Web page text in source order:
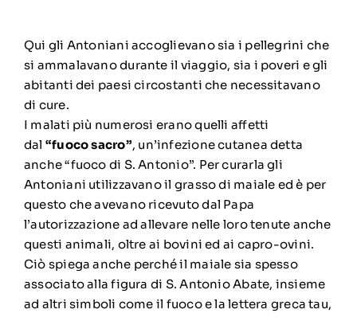
Qui gli Antoniani accoglievano sia i pellegrini che
si ammalavano durante il viaggio, sia i poveri e gli
abitanti dei paesi circostanti che necessitavano
di cure.
I malati più numerosi erano quelli affetti
dal “fuoco sacro”, un’infezione cutanea detta
anche “fuoco di S. Antonio”. Per curarla gli
Antoniani utilizzavano il grasso di maiale ed è per
questo che avevano ricevuto dal Papa
l’autorizzazione ad allevare nelle loro tenute anche
questi animali, oltre ai bovini ed ai capro-ovini.
Ciò spiega anche perché il maiale sia spesso
associato alla figura di S. Antonio Abate, insieme
ad altri simboli come il fuoco e la lettera greca tau,